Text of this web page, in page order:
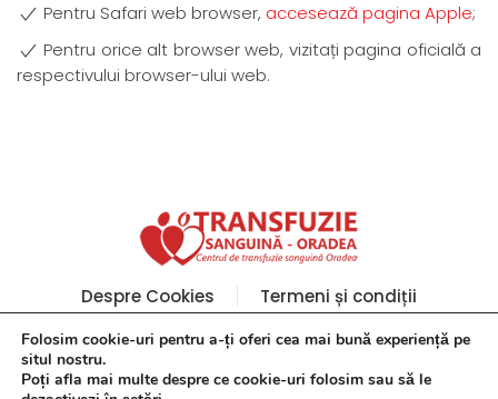
Pentru Safari web browser, accesează pagina Apple;
Pentru orice alt browser web, vizitați pagina oficială a
respectivului browser-ului web.
Despre Cookies Termeni și condiții
Centrul de transfuzie sanguină Oradea ©2026
Folosim cookie-uri pentru a-ți oferi cea mai bună experiență pe
situl nostru.
Poți afla mai multe despre ce cookie-uri folosim sau să le